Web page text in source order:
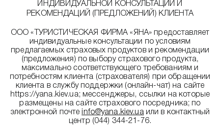
ИНДИВИДУАЛЬНОЙ КОНСУЛЬТАЦИИ И
РЕКОМЕНДАЦИЙ (ПРЕДЛОЖЕНИЙ) КЛИЕНТА
ООО «ТУРИСТИЧЕСКАЯ ФИРМА «ЯНА» предоставляет
индивидуальные консультации по условиям
предлагаемых страховых продуктов и рекомендации
(предложения) по выбору страхового продукта,
максимально соответствующего требованиям и
потребностям клиента (страхователя) при обращении
клиента в службу поддержки (онлайн-чат) на сайте
https://yana.kiev.ua; мессенджеры, ссылки на которые
размещены на сайте страхового посредника; по
электронной почте
info@yana.kiev.uaили в контактный
центр (044) 344-21-76.